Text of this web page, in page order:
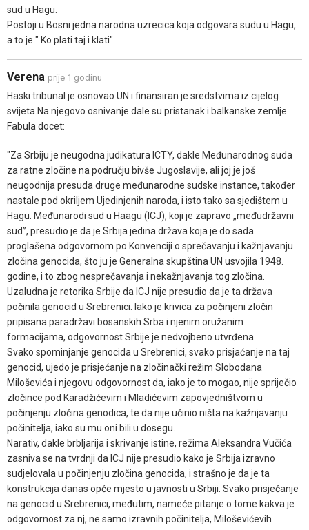
sud u Hagu.
Postoji u Bosni jedna narodna uzrecica koja odgovara sudu u Hagu,
a to je " Ko plati taj i klati".
Verena prije 1 godinu
Haski tribunal je osnovao UN i finansiran je sredstvima iz cijelog
svijeta.Na njegovo osnivanje dale su pristanak i balkanske zemlje.
Fabula docet:
"Za Srbiju je neugodna judikatura ICTY, dakle Međunarodnog suda
za ratne zločine na području bivše Jugoslavije, ali joj je još
neugodnija presuda druge međunarodne sudske instance, također
nastale pod okriljem Ujedinjenih naroda, i isto tako sa sjedištem u
Hagu. Međunarodi sud u Haagu (ICJ), koji je zapravo „međudržavni
sud”, presudio je da je Srbija jedina država koja je do sada
proglašena odgovornom po Konvenciji o sprečavanju i kažnjavanju
zločina genocida, što ju je Generalna skupština UN usvojila 1948.
godine, i to zbog nesprečavanja i nekažnjavanja tog zločina.
Uzaludna je retorika Srbije da ICJ nije presudio da je ta država
počinila genocid u Srebrenici. Iako je krivica za počinjeni zločin
pripisana paradržavi bosanskih Srba i njenim oružanim
formacijama, odgovornost Srbije je nedvojbeno utvrđena.
Svako spominjanje genocida u Srebrenici, svako prisjaćanje na taj
genocid, ujedo je prisjećanje na zločinački režim Slobodana
Miloševića i njegovu odgovornost da, iako je to mogao, nije spriječio
zločince pod Karadžićevim i Mladićevim zapovjedništvom u
počinjenju zločina genodica, te da nije učinio ništa na kažnjavanju
počinitelja, iako su mu oni bili u dosegu.
Narativ, dakle brbljarija i skrivanje istine, režima Aleksandra Vučića
zasniva se na tvrdnji da ICJ nije presudio kako je Srbija izravno
sudjelovala u počinjenju zločina genocida, i strašno je da je ta
konstrukcija danas opće mjesto u javnosti u Srbiji. Svako prisječanje
na genocid u Srebrenici, međutim, nameće pitanje o tome kakva je
odgovornost za nj, ne samo izravnih počinitelja, Miloševićevih